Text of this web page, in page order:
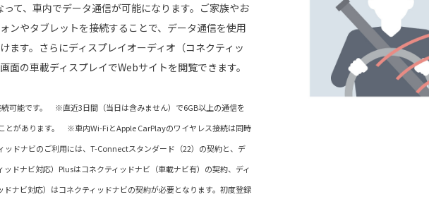
て、車内でデータ通信が可能になります。ご家族やお
ンやタブレットを接続することで、データ通信を使用
ます。さらにディスプレイオーディオ（コネクティッ
面の車載ディスプレイでWebサイトを閲覧できます。
可能です。 ※直近3日間（当日は含みません）で6GB以上の通信を
とがあります。 ※車内Wi-FiとApple CarPlayのワイヤレス接続は同時
ドナビのご利用には、T-Connectスタンダード（22）の契約と、デ
ドナビ対応）Plusはコネクティッドナビ（車載ナビ有）の契約、ディ
ドナビ対応）はコネクティッドナビの契約が必要となります。初度登録